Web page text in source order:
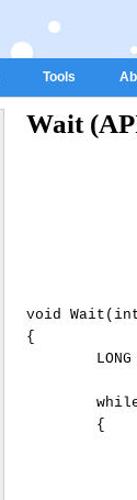
Tools
Wait
void Wait(int
{
LONG
        {